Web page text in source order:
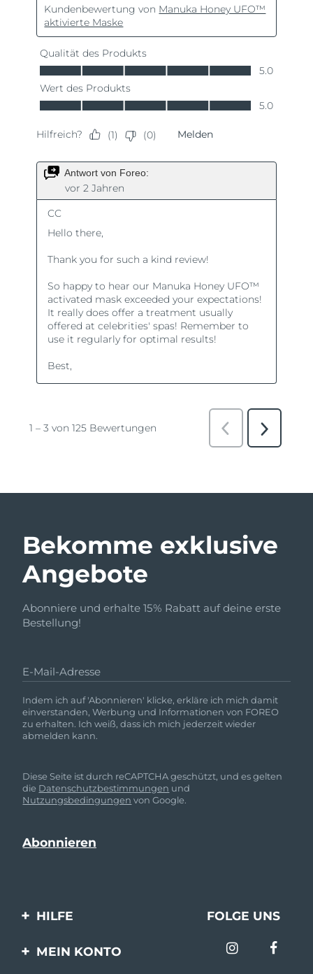
Bekomme exklusive
Angebote
Abonniere und erhalte 15% Rabatt auf deine erste
Bestellung!
E-Mail-Adresse
Indem ich auf 'Abonnieren' klicke, erkläre ich mich damit
einverstanden, Werbung und Informationen von FOREO
zu erhalten. Ich weiß, dass ich mich jederzeit wieder
abmelden kann.
Diese Seite ist durch reCAPTCHA geschützt, und es gelten
die Datenschutzbestimmungen und
Nutzungsbedingungen von Google.
HILFE
Kontaktiere uns
FOLGE UNS
MEIN KONTO